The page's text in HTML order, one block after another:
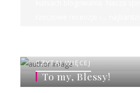
To my, Blessy!
CZYTAJ WIĘCEJ